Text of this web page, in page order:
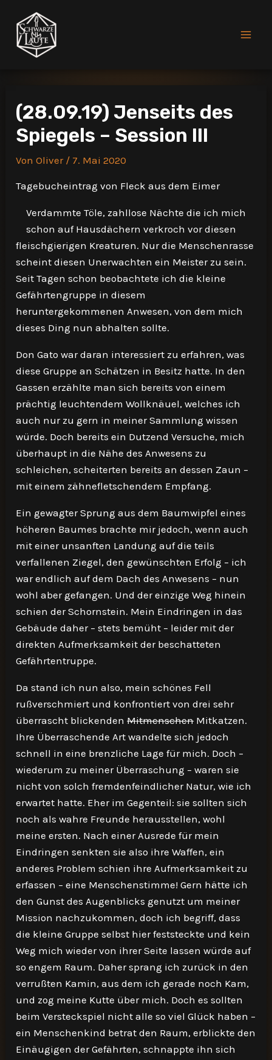
Inhalt
springen
(28.09.19) Jenseits des
Spiegels – Session III
VonOliver / 7. Mai 2020
Tagebucheintrag von Fleck aus dem Eimer
Verdammte Töle, zahllose Nächte die ich mich
schon auf Hausdächern verkroch vor diesen
fleischgierigen Kreaturen. Nur die Menschenrasse
scheint diesen Unerwachten ein Meister zu sein.
Seit Tagen schon beobachtete ich die kleine
Gefährtengruppe in diesem
heruntergekommenen Anwesen, von dem mich
dieses Ding nun abhalten sollte.
Don Gato war daran interessiert zu erfahren, was
diese Gruppe an Schätzen in Besitz hatte. In den
Gassen erzählte man sich bereits von einem
prächtig leuchtendem Wollknäuel, welches ich
auch nur zu gern in meiner Sammlung wissen
würde. Doch bereits ein Dutzend Versuche, mich
überhaupt in die Nähe des Anwesens zu
schleichen, scheiterten bereits an dessen Zaun –
mit einem zähnefletschendem Empfang.
Ein gewagter Sprung aus dem Baumwipfel eines
höheren Baumes brachte mir jedoch, wenn auch
mit einer unsanften Landung auf die teils
verfallenen Ziegel, den gewünschten Erfolg – ich
war endlich auf dem Dach des Anwesens – nun
wohl aber gefangen. Und der einzige Weg hinein
schien der Schornstein. Mein Eindringen in das
Gebäude daher – stets bemüht – leider mit der
direkten Aufmerksamkeit der beschatteten
Gefährtentruppe.
Da stand ich nun also, mein schönes Fell
rußverschmiert und konfrontiert von drei sehr
überrascht blickendenMitmenschenMitkatzen.
Ihre Überraschende Art wandelte sich jedoch
schnell in eine brenzliche Lage für mich. Doch –
wiederum zu meiner Überraschung – waren sie
nicht von solch fremdenfeindlicher Natur, wie ich
erwartet hatte. Eher im Gegenteil: sie sollten sich
noch als wahre Freunde herausstellen, wohl
meine ersten. Nach einer Ausrede für mein
Eindringen senkten sie also ihre Waffen, ein
anderes Problem schien ihre Aufmerksamkeit zu
erfassen – eine Menschenstimme! Gern hätte ich
den Gunst des Augenblicks genutzt um meiner
Mission nachzukommen, doch ich begriff, dass
die kleine Gruppe selbst hier feststeckte und kein
Weg mich wieder von ihrer Seite lassen würde auf
so engem Raum. Daher sprang ich zurück in den
verrußten Kamin, aus dem ich gerade noch Kam,
und zog meine Kutte über mich. Doch es sollten
beim Versteckspiel nicht alle so viel Glück haben –
ein Menschenkind betrat den Raum, erblickte den
Einäugigen der Gefährten, schnappte ihn sich